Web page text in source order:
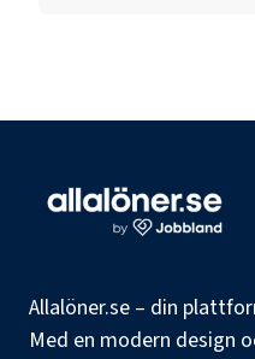
Allalöner.se – din
Med en modern design